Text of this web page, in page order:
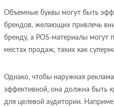
Объемные буквы могут быть
брендов, желающих привлечь
бренду, а POS-материалы могут
местах продаж, таких как
Однако, чтобы наружная
эффективной, она должна быть
для целевой аудитории.